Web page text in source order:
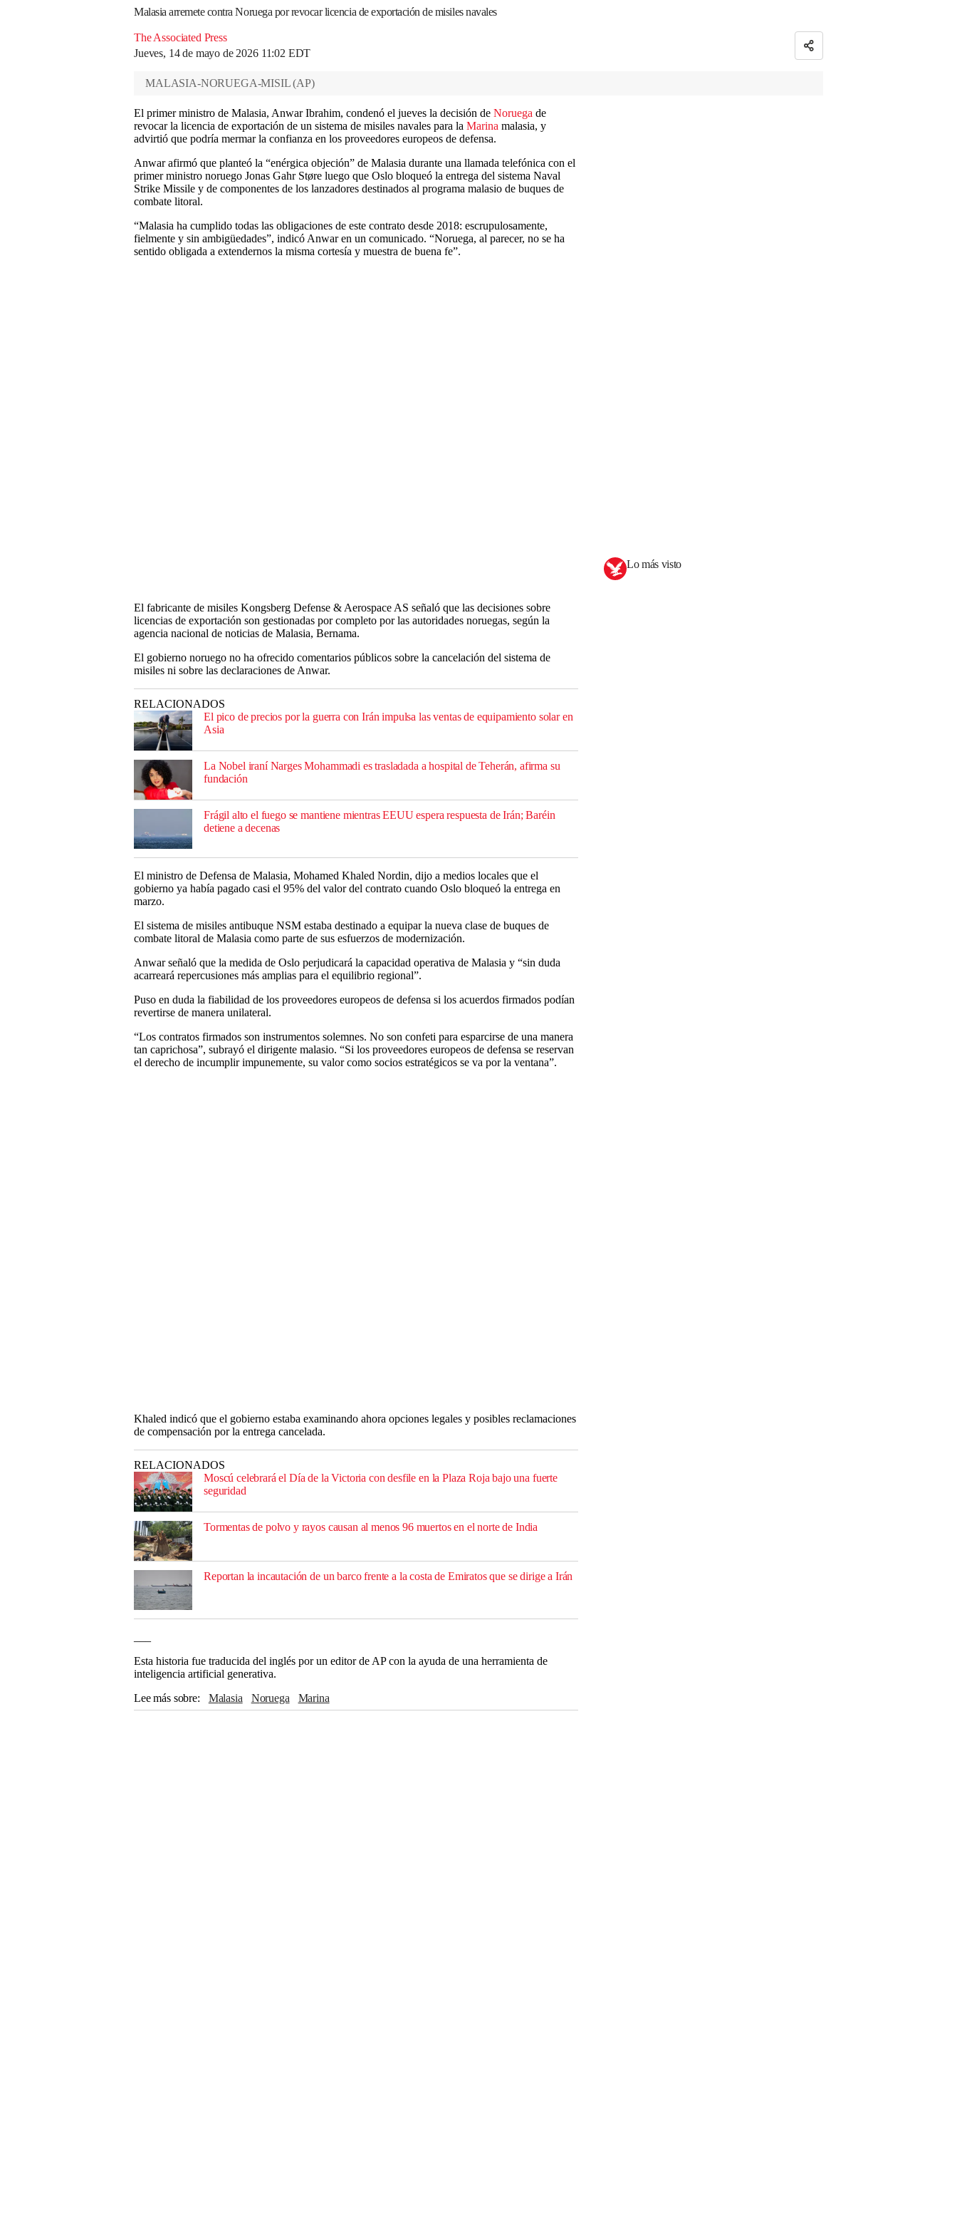
Malasia arremete contra Noruega por revocar licencia de exportación de misiles navales
The Associated Press
Jueves, 14 de mayo de 2026 11:02 EDT
MALASIA-NORUEGA-MISIL (AP)
El primer ministro de Malasia, Anwar Ibrahim, condenó el jueves la decisión de Noruega de
revocar la licencia de exportación de un sistema de misiles navales para la Marina malasia, y
advirtió que podría mermar la confianza en los proveedores europeos de defensa.
Anwar afirmó que planteó la “enérgica objeción” de Malasia durante una llamada telefónica con el
primer ministro noruego Jonas Gahr Støre luego que Oslo bloqueó la entrega del sistema Naval
Strike Missile y de componentes de los lanzadores destinados al programa malasio de buques de
combate litoral.
“Malasia ha cumplido todas las obligaciones de este contrato desde 2018: escrupulosamente,
fielmente y sin ambigüedades”, indicó Anwar en un comunicado. “Noruega, al parecer, no se ha
sentido obligada a extendernos la misma cortesía y muestra de buena fe”.
El fabricante de misiles Kongsberg Defense & Aerospace AS señaló que las decisiones sobre
licencias de exportación son gestionadas por completo por las autoridades noruegas, según la
agencia nacional de noticias de Malasia, Bernama.
El gobierno noruego no ha ofrecido comentarios públicos sobre la cancelación del sistema de
misiles ni sobre las declaraciones de Anwar.
RELACIONADOS
El pico de precios por la guerra con Irán impulsa las ventas de equipamiento solar en
Asia
La Nobel iraní Narges Mohammadi es trasladada a hospital de Teherán, afirma su
fundación
Frágil alto el fuego se mantiene mientras EEUU espera respuesta de Irán; Baréin
detiene a decenas
El ministro de Defensa de Malasia, Mohamed Khaled Nordin, dijo a medios locales que el
gobierno ya había pagado casi el 95% del valor del contrato cuando Oslo bloqueó la entrega en
marzo.
El sistema de misiles antibuque NSM estaba destinado a equipar la nueva clase de buques de
combate litoral de Malasia como parte de sus esfuerzos de modernización.
Anwar señaló que la medida de Oslo perjudicará la capacidad operativa de Malasia y “sin duda
acarreará repercusiones más amplias para el equilibrio regional”.
Puso en duda la fiabilidad de los proveedores europeos de defensa si los acuerdos firmados podían
revertirse de manera unilateral.
“Los contratos firmados son instrumentos solemnes. No son confeti para esparcirse de una manera
tan caprichosa”, subrayó el dirigente malasio. “Si los proveedores europeos de defensa se reservan
el derecho de incumplir impunemente, su valor como socios estratégicos se va por la ventana”.
Khaled indicó que el gobierno estaba examinando ahora opciones legales y posibles reclamaciones
de compensación por la entrega cancelada.
RELACIONADOS
Moscú celebrará el Día de la Victoria con desfile en la Plaza Roja bajo una fuerte
seguridad
Tormentas de polvo y rayos causan al menos 96 muertos en el norte de India
Reportan la incautación de un barco frente a la costa de Emiratos que se dirige a Irán
Esta historia fue traducida del inglés por un editor de AP con la ayuda de una herramienta de
inteligencia artificial generativa.
Lee más sobre
Malasia Noruega Marina
Lo más visto